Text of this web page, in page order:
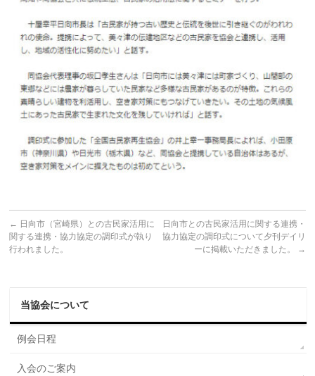
← 日向市（宮崎県）との古民家活用に
関する連携・協力協定の調印式が執り
行われました。
日向市との古民家活用に関する連携・
協力協定の調印式について夕刊デイリ
ーに掲載いただきました。
→
当協会について
例会日程
入会のご案内